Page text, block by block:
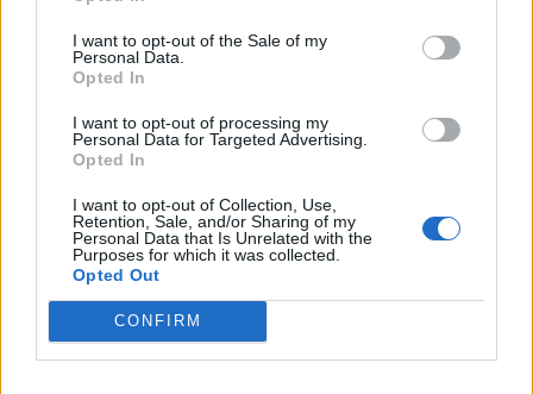
I want to opt-out of the Sale of my
Personal Data.
Opted In
I want to opt-out of processing my
Personal Data for Targeted Advertising.
Opted In
I want to opt-out of Collection, Use,
Retention, Sale, and/or Sharing of my
Personal Data that Is Unrelated with the
Purposes for which it was collected.
Opted Out
CONFIRM